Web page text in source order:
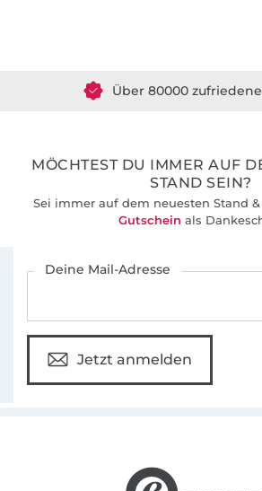
MÖCHTEST DU IMMER AUF
STAND SEIN?
Sei immer auf dem neuesten Stand
Gutschein als
Deine Mail-Adresse
Jetzt anmelden